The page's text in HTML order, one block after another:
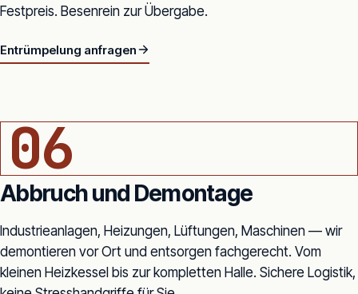
Festpreis. Besenrein zur Übergabe.
Entrümpelung anfragen
06
Abbruch und Demontage
Industrieanlagen, Heizungen, Lüftungen, Maschinen — wir
demontieren vor Ort und entsorgen fachgerecht. Vom
kleinen Heizkessel bis zur kompletten Halle. Sichere Logistik,